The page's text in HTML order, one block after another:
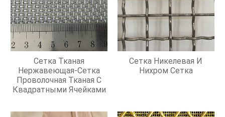
Сетка Тканая
Нержавеющая-Сетка
Проволочная Тканая С
Квадратными Ячейками
Сетка Никелевая И
Нихром Сетка